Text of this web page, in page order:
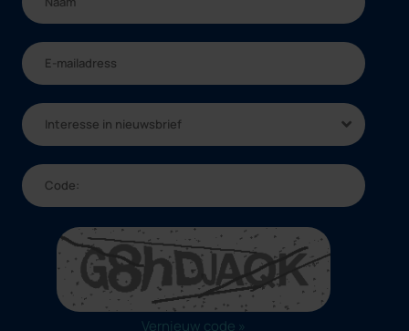
Interesse in nieuwsbrief
Vernieuw code »